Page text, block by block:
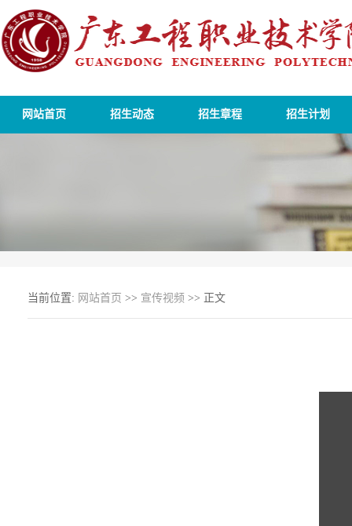
网站首页 招生动态 招生章程 招生计划
当前位置: 网站首页 >> 宣传视频 >> 正文